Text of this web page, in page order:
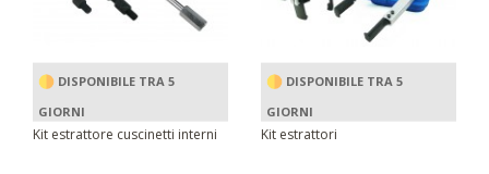
DISPONIBILE TRA 5
GIORNI
Kit estrattore cuscinetti interni
DISPONIBILE TRA 5
GIORNI
Kit estrattori